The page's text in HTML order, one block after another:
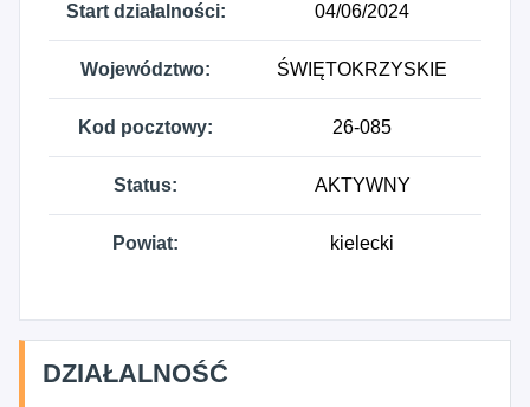
Start działalności: 04/06/2024
Województwo: ŚWIĘTOKRZYSKIE
Kod pocztowy: 26-085
Status: AKTYWNY
Powiat: kielecki
DZIAŁALNOŚĆ